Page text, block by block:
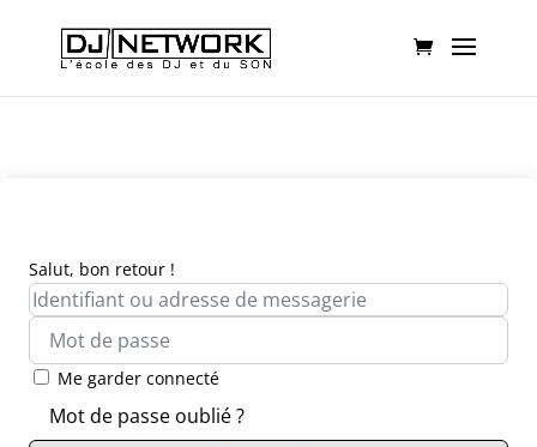
Salut, bon retour !
Me garder connecté
Mot de passe oublié ?